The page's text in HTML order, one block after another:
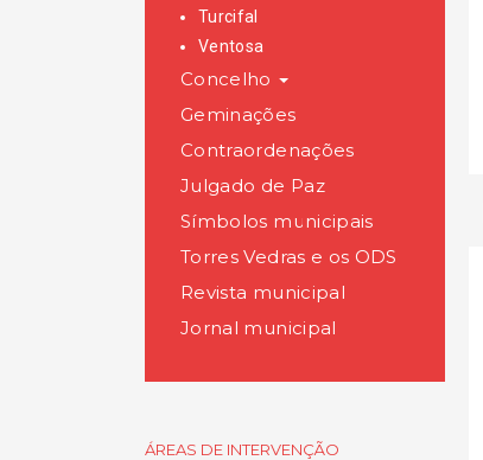
Turcifal
Ventosa
Concelho
Geminações
Contraordenações
Julgado de Paz
Símbolos municipais
Torres Vedras e os ODS
Revista municipal
Jornal municipal
ÁREAS DE INTERVENÇÃO